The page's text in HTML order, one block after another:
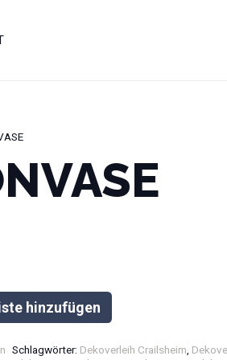
hinzufügen
Schlagwörter: Dekoverleih Crailsheim